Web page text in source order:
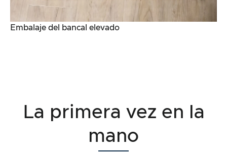
Embalaje del bancal elevado
La primera vez en la
mano